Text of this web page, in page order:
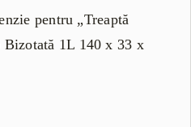
pentru „Treaptă
1L 140 x 33 x